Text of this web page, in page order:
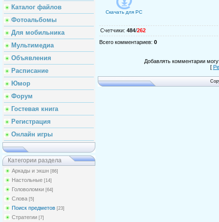
Каталог файлов
Фотоальбомы
Для мобильника
Мультимедиа
Объявления
Расписание
Юмор
Форум
Гостевая книга
Регистрация
Онлайн игры
Категории раздела
Аркады и экшн [86]
Настольные [14]
Головоломки [64]
Слова [5]
Поиск предметов [23]
Стратегии [7]
Скачать для PC
Счетчики: 484/262
Всего комментариев: 0
Добавлять комментарии
[